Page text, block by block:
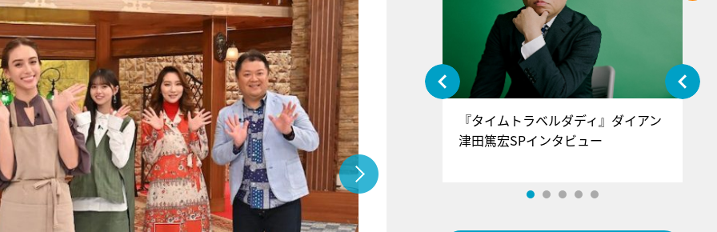
『アイ＝ラブ！げーみんぐ』＝LOV
E齋藤樹愛羅＆佐々木舞香SPインタ
ビュー
『タイムトラベルダディ』ダイアン
津田篤宏SPインタビュー